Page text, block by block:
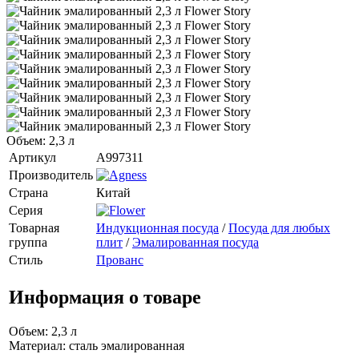
Объем: 2,3 л
Артикул
A997311
Производитель
Страна
Китай
Серия
Товарная
группа
Индукционная посуда /Посуда для любых
плит /Эмалированная посуда
Стиль
Прованс
Информация о товаре
Объем: 2,3 л
Материал: сталь эмалированная